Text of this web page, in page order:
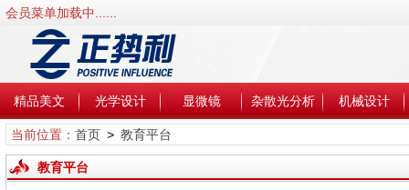
会员菜单加载中......
精品美文 光学设计 显微镜 杂散光分析 机械设计
当前位置： 首页> 教育平台
教育平台